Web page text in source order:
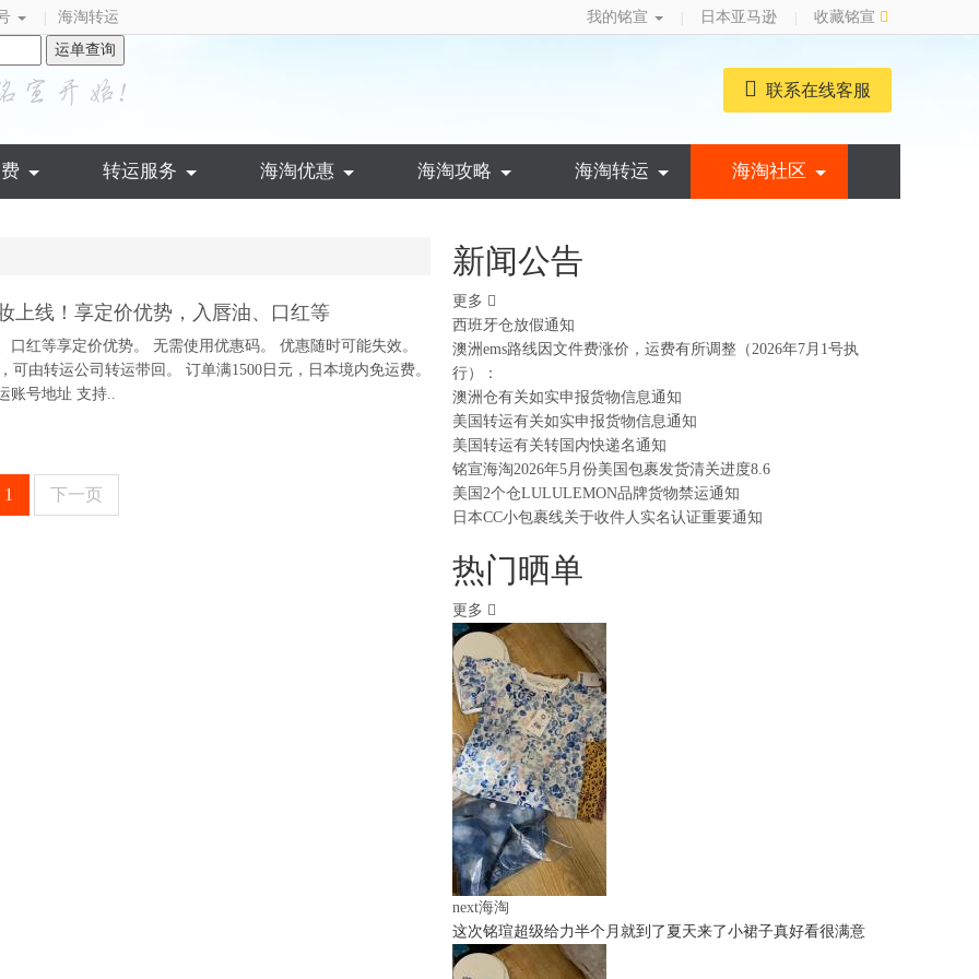
海淘转运 我的铭宣 日本亚马逊
收藏铭宣
运单查询
联系在线客服
转运服务 海淘优惠 海淘攻略 海淘转运 海淘社区
上线！享定价优势，入唇油、口红等
口红等享定价优势。 无需使用优惠码。 优惠随时可能失效。
由转运公司转运带回。 订单满1500日元，日本境内免运费。
账号地址 支持..
1 下一页
新闻公告
更多
西班牙仓放假通知
澳洲ems路线因文件费涨价，运费有所调整（2026年7月1号执
行）：
澳洲仓有关如实申报货物信息通知
美国转运有关如实申报货物信息通知
美国转运有关转国内快递名通知
铭宣海淘2026年5月份美国包裹发货清关进度8.6
美国2个仓LULULEMON品牌货物禁运通知
日本CC小包裹线关于收件人实名认证重要通知
热门晒单
更多
next海淘
这次铭瑄超级给力半个月就到了夏天来了小裙子真好看很满意